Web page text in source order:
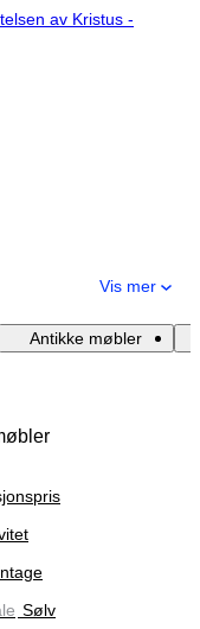
av Kristus -
Vis mer
Antikke møbler
Sølv